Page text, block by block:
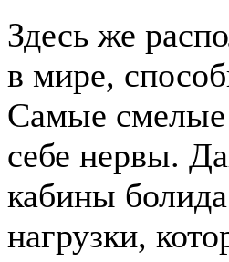
Здесь же
в мире,
Самые смелые
себе нервы.
кабины
нагрузки,